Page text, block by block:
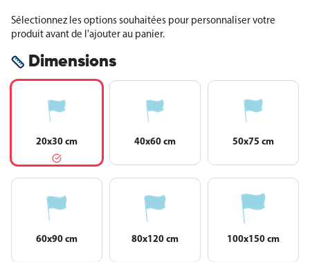
Sélectionnez les options souhaitées pour personnaliser votre
produit avant de l'ajouter au panier.
Dimensions
20x30 cm 40x60 cm 50x75 cm
60x90 cm 80x120 cm 100x150 cm